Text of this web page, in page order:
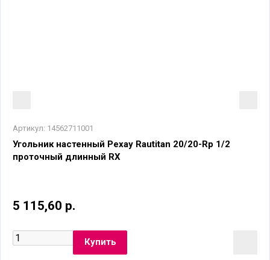
Артикул: 14562711001
Угольник настенный Рехау Rautitan 20/20-Rp 1/2
проточный длинный RX
5 115,60 р.